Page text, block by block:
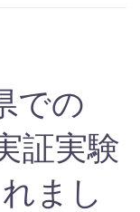
での
証実験
まし